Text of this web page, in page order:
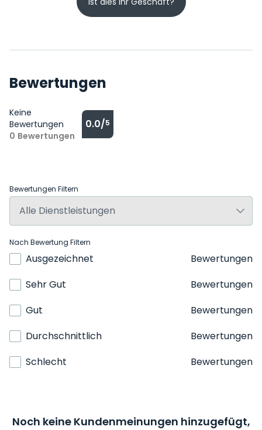
Bewertungen
Keine
Bewertungen
0 Bewertungen
0.0/5
Bewertungen Filtern
Nach Bewertung Filtern
Ausgezeichnet
Bewertungen
Sehr Gut
Bewertungen
Gut
Bewertungen
Durchschnittlich
Bewertungen
Schlecht
Bewertungen
Noch keine Kundenmeinungen hinzugefügt,